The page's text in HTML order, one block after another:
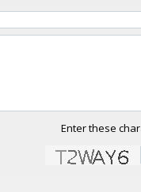
Enter these